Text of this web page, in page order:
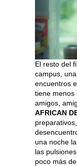
El resto del
campus,
encuentros
tiene menos
amigos,
AFRICAN
una noche
las
poco más